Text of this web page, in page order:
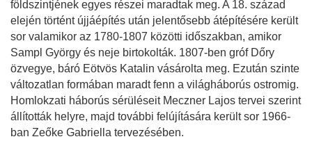
földszintjének egyes részei maradtak meg. A 18. század
elején történt újjáépítés után jelentősebb átépítésére került
sor valamikor az 1780-1807 közötti időszakban, amikor
Sampl György és neje birtokolták. 1807-ben gróf Dőry
özvegye, báró Eötvös Katalin vásárolta meg. Ezután szinte
változatlan formában maradt fenn a világháborús ostromig.
Homlokzati háborús sérüléseit Meczner Lajos tervei szerint
állították helyre, majd további felújítására került sor 1966-
ban Zeőke Gabriella tervezésében.